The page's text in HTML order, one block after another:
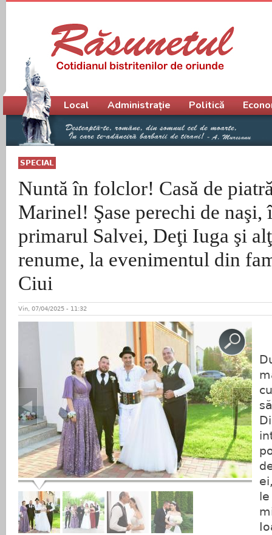
SPECIAL
Nuntă în folclor! Casă de
Marinel! Şase perechi de naşi,
primarul Salvei, Deţi Iuga şi
renume, la evenimentul din
Ciui
Vin, 07/04/2025 - 11:32
Meniu principal
Local Administrație Politică